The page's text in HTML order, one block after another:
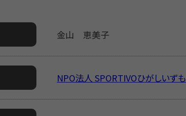
金山 恵美子
NPO法人 SPORTIVOひがしいずも